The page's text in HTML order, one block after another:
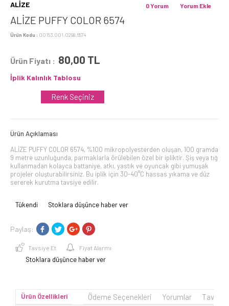
ALİZE
ALİZE PUFFY COLOR 6574
Ürün Kodu : 00153.001.0298.6574
Yorum Ekle
0 Yorum
Ürün Fiyatı : 80,00 TL
İplik Kalınlık Tablosu
Renk Seçiniz
Ürün Açıklaması
ALİZE PUFFY COLOR 6574, %100 mikropolyesterden oluşan, 100 gramda
9 metre uzunluğunda, parmaklarla örülebilen özel bir ipliktir. Şiş veya tığ
kullanmadan kolayca battaniye, atkı, yastık ve oyuncak gibi yumuşak
projeler oluşturabilirsiniz. Bu iplik için 30-40°C hassas yıkama ve düz
sererek kurutma tavsiye edilir.
Tükendi Stoklara düşünce haber ver
Paylaş:
Tavsiye Et Fiyat Alarmı
Stoklara düşünce haber ver
Ürün Özellikleri Ödeme Seçenekleri Yorumlar